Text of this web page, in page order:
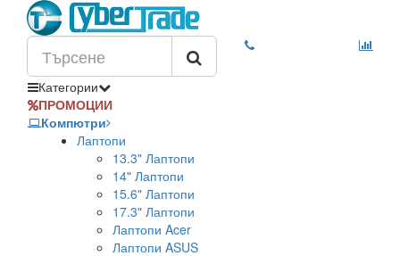
Категории
ПРОМОЦИИ
Компютри
Лаптопи
13.3" Лаптопи
14" Лаптопи
15.6" Лаптопи
17.3" Лаптопи
Лаптопи Acer
Лаптопи ASUS